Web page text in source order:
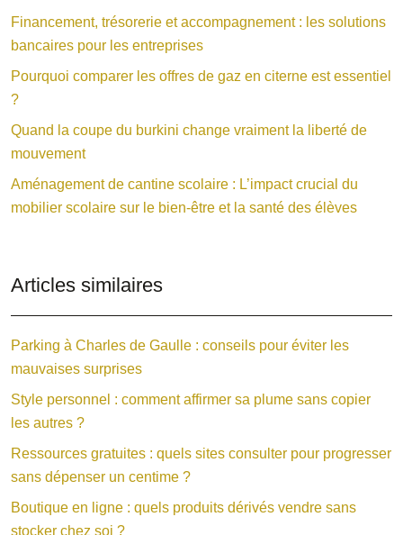
Financement, trésorerie et accompagnement : les solutions
bancaires pour les entreprises
Pourquoi comparer les offres de gaz en citerne est essentiel
?
Quand la coupe du burkini change vraiment la liberté de
mouvement
Aménagement de cantine scolaire : L’impact crucial du
mobilier scolaire sur le bien-être et la santé des élèves
Articles similaires
Parking à Charles de Gaulle : conseils pour éviter les
mauvaises surprises
Style personnel : comment affirmer sa plume sans copier
les autres ?
Ressources gratuites : quels sites consulter pour progresser
sans dépenser un centime ?
Boutique en ligne : quels produits dérivés vendre sans
stocker chez soi ?